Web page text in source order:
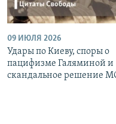
09 ИЮЛЯ 2026
Удары по Киеву, споры о
пацифизме Галяминой и
скандальное решение